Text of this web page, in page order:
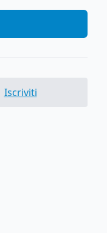
Iscriviti